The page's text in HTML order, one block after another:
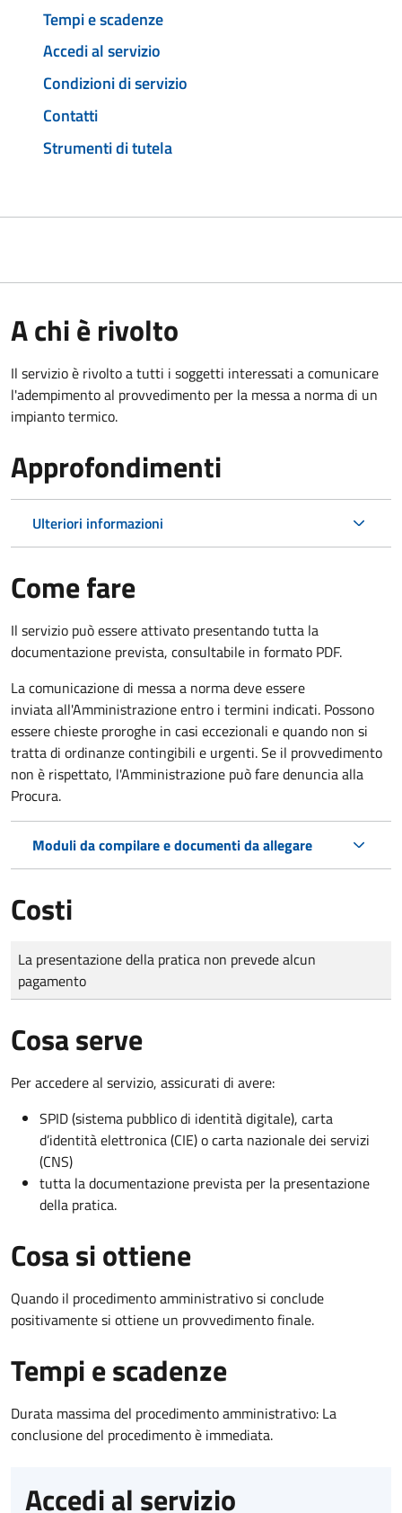
Tempi e scadenze
Accedi al servizio
Condizioni di servizio
Contatti
Strumenti di tutela
A chi è rivolto
Il servizio è rivolto a tutti i soggetti interessati a comunicare
l'adempimento al provvedimento per la messa a norma di un
impianto termico.
Approfondimenti
Ulteriori informazioni
Come fare
Il servizio può essere attivato presentando tutta la
documentazione prevista, consultabile in formato PDF.
La comunicazione di messa a norma deve essere
inviata all'Amministrazione entro i termini indicati. Possono
essere chieste proroghe in casi eccezionali e quando non si
tratta di ordinanze contingibili e urgenti. Se il provvedimento
non è rispettato, l'Amministrazione può fare denuncia alla
Procura.
Moduli da compilare e documenti da allegare
Costi
Tipo di pagamento
Importo
La presentazione della pratica non prevede alcun
pagamento
Cosa serve
Per accedere al servizio, assicurati di avere:
SPID (sistema pubblico di identità digitale), carta
d’identità elettronica (CIE) o carta nazionale dei servizi
(CNS)
tutta la documentazione prevista per la presentazione
della pratica.
Cosa si ottiene
Quando il procedimento amministrativo si conclude
positivamente si ottiene un provvedimento finale.
Tempi e scadenze
Durata massima del procedimento amministrativo: La
conclusione del procedimento è immediata.
Accedi al servizio